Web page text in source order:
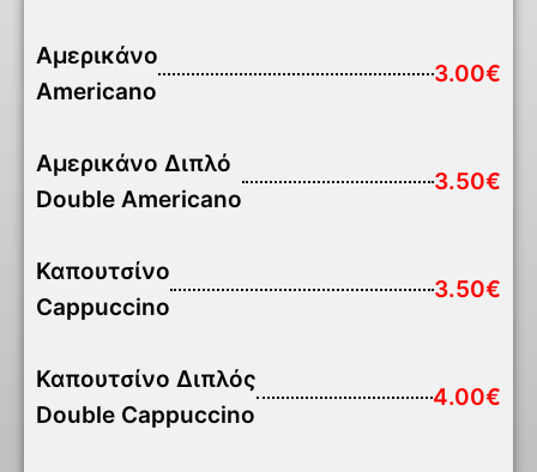
Αμερικάνο
Americano
3.00€
Αμερικάνο Διπλό
Double Americano
3.50€
Καπουτσίνο
Cappuccino
3.50€
Καπουτσίνο Διπλός
Double Cappuccino
4.00€